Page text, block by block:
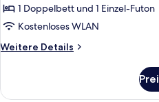
1 Doppelbett und 1 Einzel-Futon
Kostenloses WLAN
Weitere Details
Weitere